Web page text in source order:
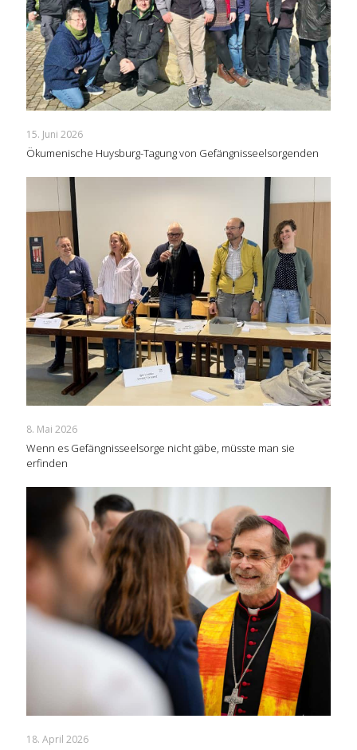
15. Juni 2026
Ökumenische Huysburg-Tagung von Gefängnisseelsorgenden
8. Mai 2026
Wenn es Gefängnisseelsorge nicht gäbe, müsste man sie
erfinden
18. April 2026